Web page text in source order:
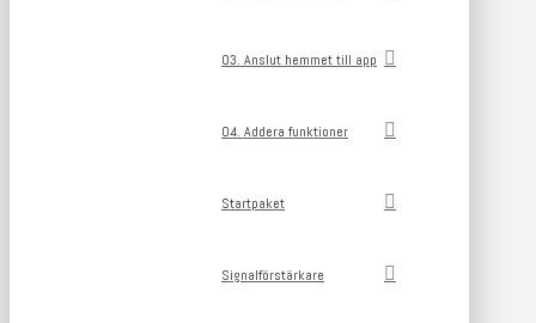
03. Anslut hemmet till app
04. Addera funktioner
Startpaket
Signalförstärkare